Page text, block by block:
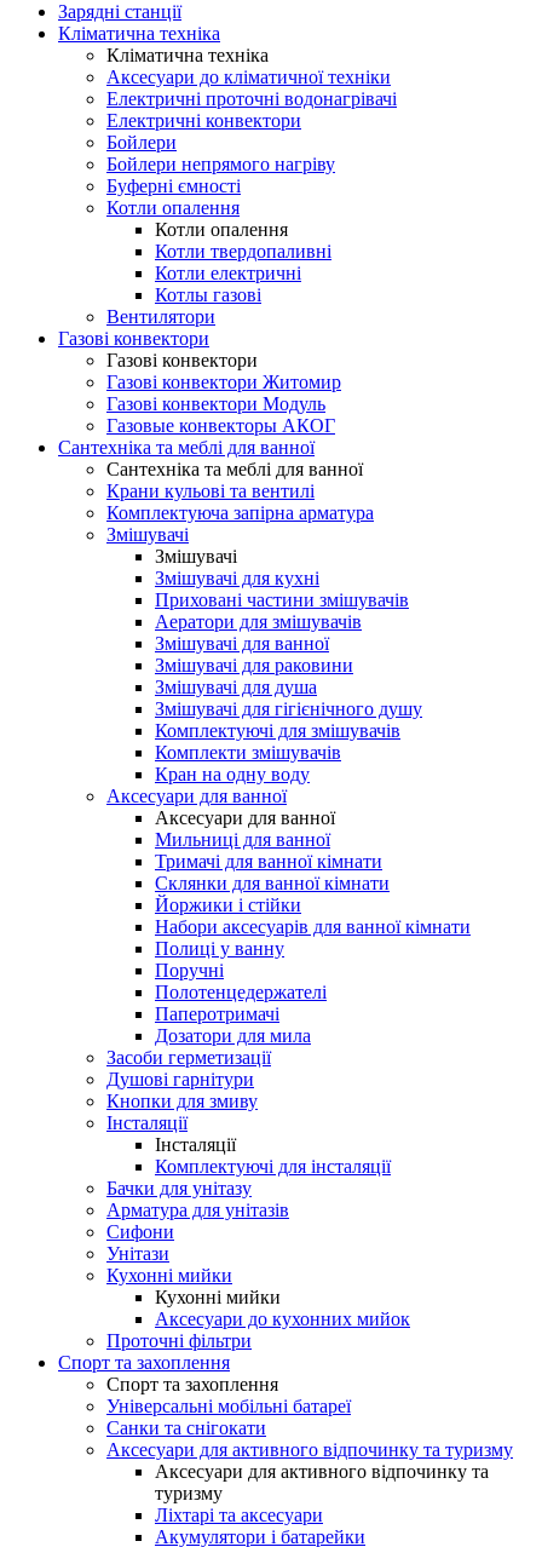
Зарядні станції
Кліматична техніка
Кліматична техніка
Аксесуари до кліматичної техніки
Електричні проточні водонагрівачі
Електричні конвектори
Бойлери
Бойлери непрямого нагріву
Буферні ємності
Котли опалення
Котли опалення
Котли твердопаливні
Котли електричні
Котлы газові
Вентилятори
Газові конвектори
Газові конвектори
Газові конвектори Житомир
Газові конвектори Модуль
Газовые конвекторы АКОГ
Сантехніка та меблі для ванної
Сантехніка та меблі для ванної
Крани кульові та вентилі
Комплектуюча запірна арматура
Змішувачі
Змішувачі
Змішувачі для кухні
Приховані частини змішувачів
Аератори для змішувачів
Змішувачі для ванної
Змішувачі для раковини
Змішувачі для душа
Змішувачі для гігієнічного душу
Комплектуючі для змішувачів
Комплекти змішувачів
Кран на одну воду
Аксесуари для ванної
Аксесуари для ванної
Мильниці для ванної
Тримачі для ванної кімнати
Склянки для ванної кімнати
Йоржики і стійки
Набори аксесуарів для ванної кімнати
Полиці у ванну
Поручні
Полотенцедержателі
Паперотримачі
Дозатори для мила
Засоби герметизації
Душові гарнітури
Кнопки для змиву
Інсталяції
Інсталяції
Комплектуючі для інсталяції
Бачки для унітазу
Арматура для унітазів
Сифони
Унітази
Кухонні мийки
Кухонні мийки
Аксесуари до кухонних мийок
Проточні фільтри
Спорт та захоплення
Спорт та захоплення
Універсальні мобільні батареї
Санки та снігокати
Аксесуари для активного відпочинку та туризму
Аксесуари для активного відпочинку та
туризму
Ліхтарі та аксесуари
Акумулятори і батарейки